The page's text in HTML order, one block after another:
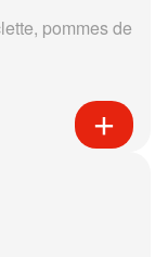
pommes de